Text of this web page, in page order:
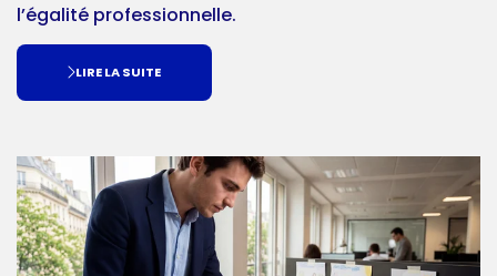
l’égalité professionnelle.
LIRE LA SUITE